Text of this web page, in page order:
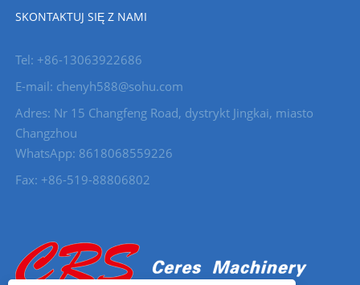
SKONTAKTUJ SIĘ Z NAMI
Tel: +86-13063922686
E-mail: chenyh588@sohu.com
Adres: Nr 15 Changfeng Road, dystrykt Jingkai, miasto
Changzhou
WhatsApp: 8618068559226
Fax: +86-519-88806802